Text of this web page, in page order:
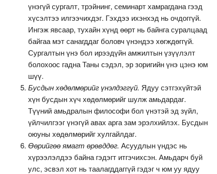
үнэгүй сургалт, трэйнинг, семинарт хамрагдана гээд
хүсэлтээ илгээчихдэг. Гэхдээ ихэнхэд нь очдоггүй.
Ингэж явсаар, тухайн хүнд өөрт нь байнга суралцаад
байгаа мэт санагддаг боловч үнэндээ хөгждөггүй.
Сургалтын үнэ бол ирээдүйн амжилтын үзүүлэлт
болохоос гадна Таны сэдэл, эр зоригийн үнэ цэнэ юм
шүү.
Бусдын хөдөлмөрийг үнэлдэггүй. Ядуу сэтгэхүйтэй
хүн бусдын хүч хөдөлмөрийг шулж амьдардаг.
Түүний амьдралын философи бол үнэтэй эд зүйл,
үйлчилгээг үнэгүй авах арга зам эрэлхийлэх. Бусдын
оюуны хөдөлмөрийг хулгайлдаг.
Өөрийгөө ямагт өрөвддөг. Асуудлын үндэс нь
хүрээлэлдээ байна гэдэгт итгэчихсэн. Амьдарч буй
улс, эсвэл хот нь таалагддаггүй гэдэг ч юм уу ядуу